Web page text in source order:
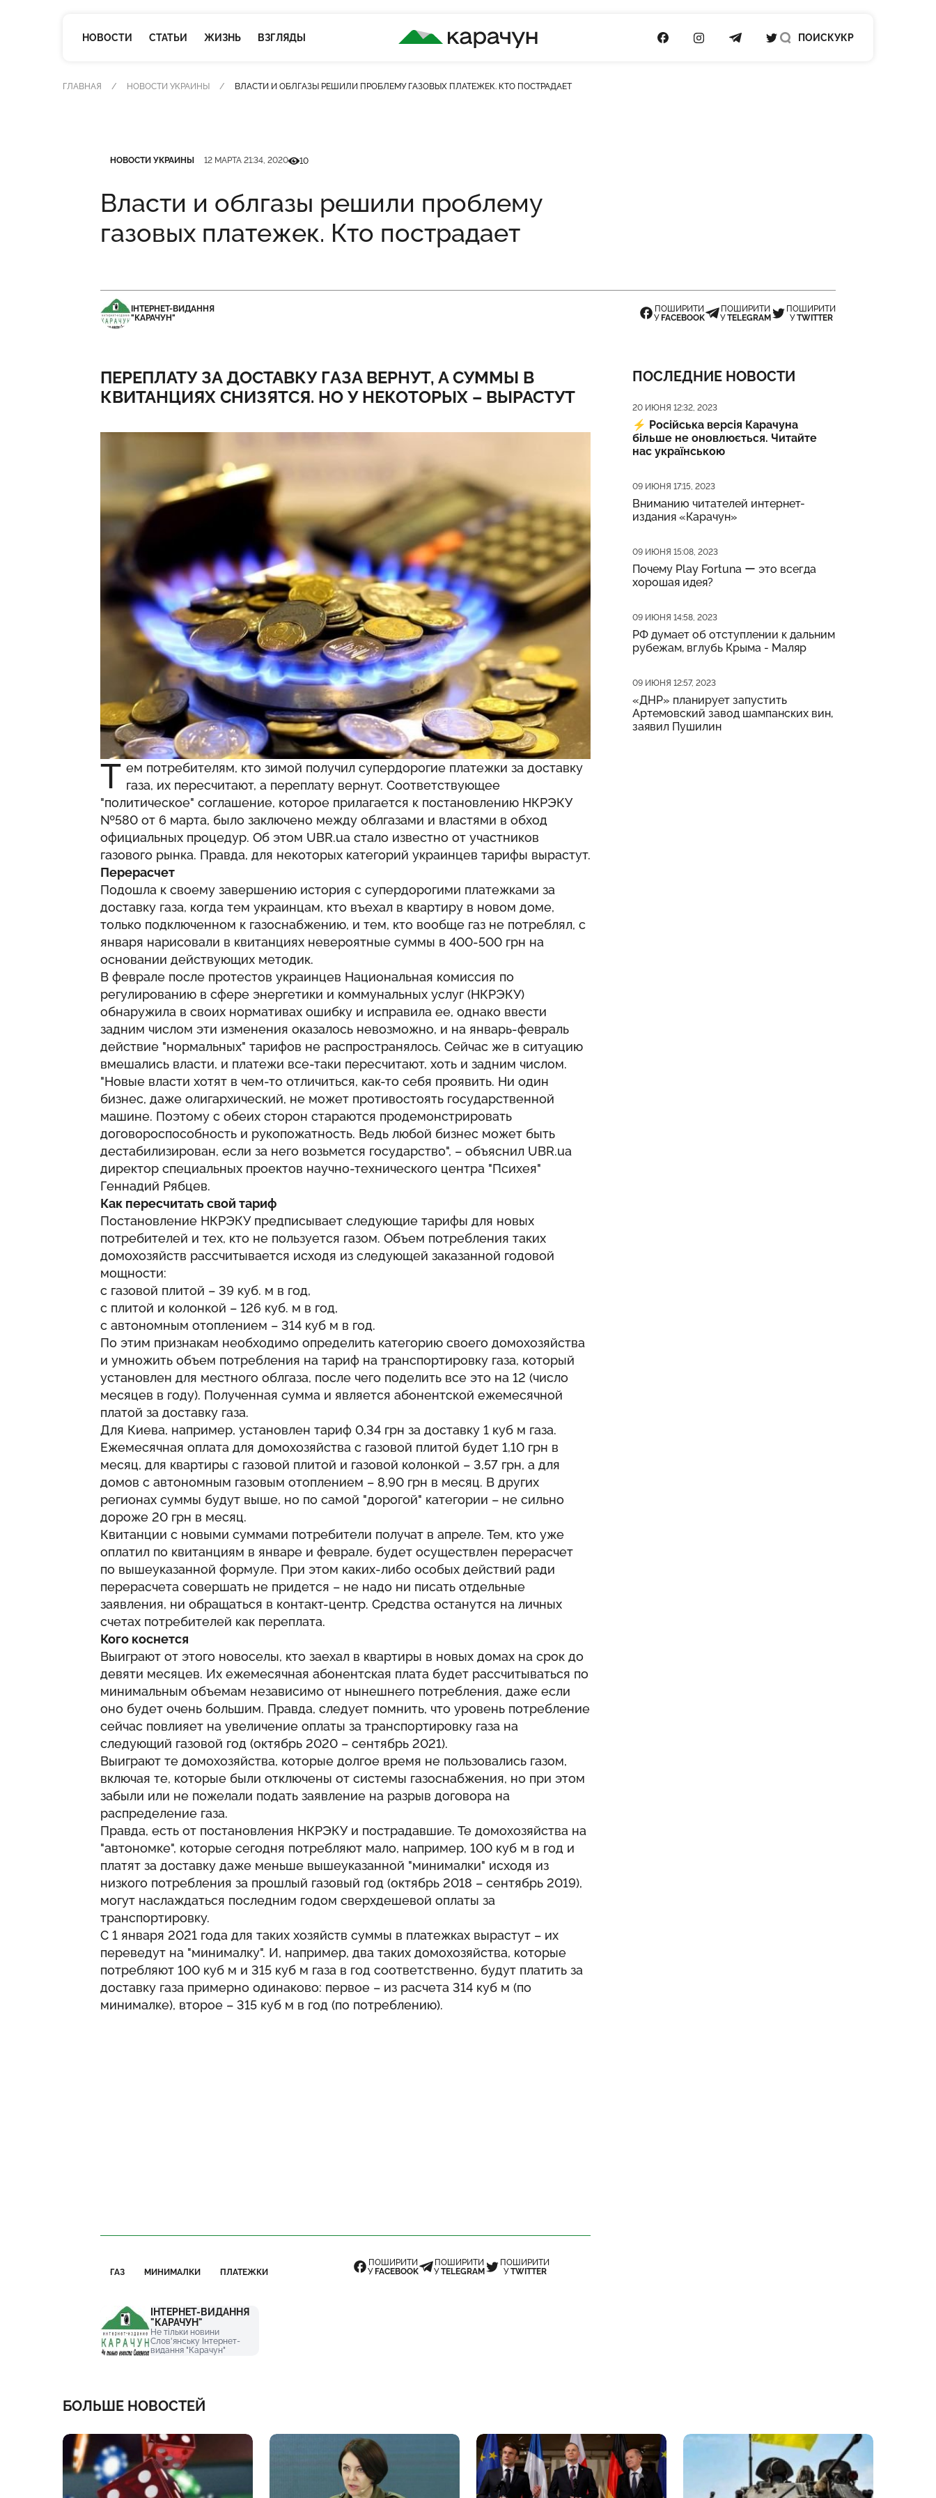
НОВОСТИ СТАТЬИ ЖИЗНЬ ВЗГЛЯДЫ
КАРАЧУН
ПОСИЛАННЯ НА FACEBOOK
ПОСИЛАННЯ НА INSTAGRAM
ПОСИЛАННЯ НА TELEGRAM
ПОСИЛАННЯ НА TWITTER
ПОИСКУКР
ГЛАВНАЯ НОВОСТИ УКРАИНЫ ВЛАСТИ И ОБЛГАЗЫ РЕШИЛИ ПРОБЛЕМУ ГАЗОВЫХ ПЛАТЕЖЕК. КТО ПОСТРАДАЕТ
НОВОСТИ УКРАИНЫ 12 МАРТА 21:34, 2020Кількість переглядів
10
Власти и облгазы решили проблему
газовых платежек. Кто пострадает
ІНТЕРНЕТ-ВИДАННЯ
"КАРАЧУН"
ПОШИРИТИ
У FACEBOOK
ПОШИРИТИ
УTELEGRAM
ПОШИРИТИ
УTWITTER
ПЕРЕПЛАТУ ЗА ДОСТАВКУ ГАЗА ВЕРНУТ, А СУММЫ В
КВИТАНЦИЯХ СНИЗЯТСЯ. НО У НЕКОТОРЫХ – ВЫРАСТУТ
Т ем потребителям, кто зимой получил супердорогие платежки за доставку
газа, их пересчитают, а переплату вернут. Соответствующее
"политическое" соглашение, которое прилагается к постановлению НКРЭКУ
№580 от 6 марта, было заключено между облгазами и властями в обход
официальных процедур. Об этом UBR.ua стало известно от участников
газового рынка. Правда, для некоторых категорий украинцев тарифы вырастут.
Перерасчет
Подошла к своему завершению история с супердорогими платежками за
доставку газа, когда тем украинцам, кто въехал в квартиру в новом доме,
только подключенном к газоснабжению, и тем, кто вообще газ не потреблял, с
января нарисовали в квитанциях невероятные суммы в 400-500 грн на
основании действующих методик.
В феврале после протестов украинцев Национальная комиссия по
регулированию в сфере энергетики и коммунальных услуг (НКРЭКУ)
обнаружила в своих нормативах ошибку и исправила ее, однако ввести
задним числом эти изменения оказалось невозможно, и на январь-февраль
действие "нормальных" тарифов не распространялось. Сейчас же в ситуацию
вмешались власти, и платежи все-таки пересчитают, хоть и задним числом.
"Новые власти хотят в чем-то отличиться, как-то себя проявить. Ни один
бизнес, даже олигархический, не может противостоять государственной
машине. Поэтому с обеих сторон стараются продемонстрировать
договороспособность и рукопожатность. Ведь любой бизнес может быть
дестабилизирован, если за него возьмется государство", – объяснил UBR.ua
директор специальных проектов научно-технического центра "Психея"
Геннадий Рябцев.
Как пересчитать свой тариф
Постановление НКРЭКУ предписывает следующие тарифы для новых
потребителей и тех, кто не пользуется газом. Объем потребления таких
домохозяйств рассчитывается исходя из следующей заказанной годовой
мощности:
с газовой плитой – 39 куб. м в год,
с плитой и колонкой – 126 куб. м в год,
с автономным отоплением – 314 куб м в год.
По этим признакам необходимо определить категорию своего домохозяйства
и умножить объем потребления на тариф на транспортировку газа, который
установлен для местного облгаза, после чего поделить все это на 12 (число
месяцев в году). Полученная сумма и является абонентской ежемесячной
платой за доставку газа.
Для Киева, например, установлен тариф 0,34 грн за доставку 1 куб м газа.
Ежемесячная оплата для домохозяйства с газовой плитой будет 1,10 грн в
месяц, для квартиры с газовой плитой и газовой колонкой – 3,57 грн, а для
домов с автономным газовым отоплением – 8,90 грн в месяц. В других
регионах суммы будут выше, но по самой "дорогой" категории – не сильно
дороже 20 грн в месяц.
Квитанции с новыми суммами потребители получат в апреле. Тем, кто уже
оплатил по квитанциям в январе и феврале, будет осуществлен перерасчет
по вышеуказанной формуле. При этом каких-либо особых действий ради
перерасчета совершать не придется – не надо ни писать отдельные
заявления, ни обращаться в контакт-центр. Средства останутся на личных
счетах потребителей как переплата.
Кого коснется
Выиграют от этого новоселы, кто заехал в квартиры в новых домах на срок до
девяти месяцев. Их ежемесячная абонентская плата будет рассчитываться по
минимальным объемам независимо от нынешнего потребления, даже если
оно будет очень большим. Правда, следует помнить, что уровень потребление
сейчас повлияет на увеличение оплаты за транспортировку газа на
следующий газовой год (октябрь 2020 – сентябрь 2021).
Выиграют те домохозяйства, которые долгое время не пользовались газом,
включая те, которые были отключены от системы газоснабжения, но при этом
забыли или не пожелали подать заявление на разрыв договора на
распределение газа.
Правда, есть от постановления НКРЭКУ и пострадавшие. Те домохозяйства на
"автономке", которые сегодня потребляют мало, например, 100 куб м в год и
платят за доставку даже меньше вышеуказанной "минималки" исходя из
низкого потребления за прошлый газовый год (октябрь 2018 – сентябрь 2019),
могут наслаждаться последним годом сверхдешевой оплаты за
транспортировку.
С 1 января 2021 года для таких хозяйств суммы в платежках вырастут – их
переведут на "минималку". И, например, два таких домохозяйства, которые
потребляют 100 куб м и 315 куб м газа в год соответственно, будут платить за
доставку газа примерно одинаково: первое – из расчета 314 куб м (по
минималке), второе – 315 куб м в год (по потреблению).
ГАЗ МИНИМАЛКИ ПЛАТЕЖКИ
ПОШИРИТИ
У FACEBOOK
ПОШИРИТИ
УTELEGRAM
ПОШИРИТИ
УTWITTER
ІНТЕРНЕТ-ВИДАННЯ
"КАРАЧУН"
Не тільки новини
Слов'янську Інтернет-
видання "Карачун"
ПОСЛЕДНИЕ НОВОСТИ
Дата публикации
20 ИЮНЯ 12:32, 2023
⚡️ Російська версія Карачуна
більше не оновлюється. Читайте
нас українською
Дата публикации
09 ИЮНЯ 17:15, 2023
Вниманию читателей интернет-
издания «Карачун»
Дата публикации
09 ИЮНЯ 15:08, 2023
Почему Play Fortuna ー это всегда
хорошая идея?
Дата публикации
09 ИЮНЯ 14:58, 2023
РФ думает об отступлении к дальним
рубежам, вглубь Крыма - Маляр
Дата публикации
09 ИЮНЯ 12:57, 2023
«ДНР» планирует запустить
Артемовский завод шампанских вин,
заявил Пушилин
БОЛЬШЕ НОВОСТЕЙ